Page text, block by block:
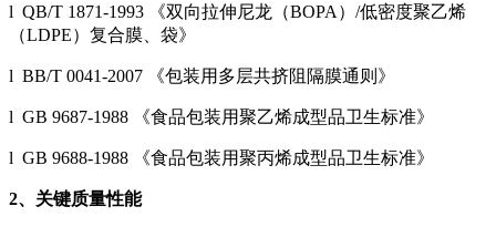
l QB/T 1871-1993 《双向拉伸尼龙（BOPA）/低密度聚乙烯
（LDPE）复合膜、袋》
l BB/T 0041-2007 《包装用多层共挤阻隔膜通则》
l GB 9687-1988 《食品包装用聚乙烯成型品卫生标准》
l GB 9688-1988 《食品包装用聚丙烯成型品卫生标准》
2、关键质量性能